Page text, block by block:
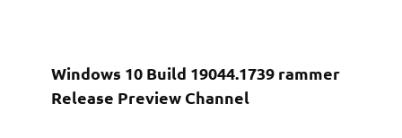
Windows 10 Build 19044.1739 rammer
Release Preview Channel